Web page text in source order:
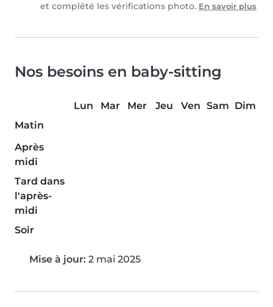
et complété les vérifications photo. En savoir plus
Nos besoins en baby-sitting
Lun Mar Mer Jeu Ven Sam Dim
Matin
Après
midi
Tard dans
l'après-
midi
Soir
Mise à jour: 2 mai 2025